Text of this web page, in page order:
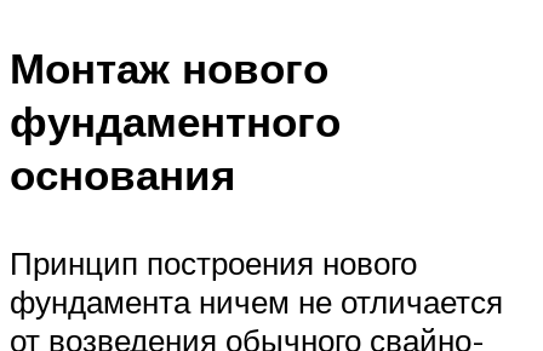
Монтаж нового
фундаментного
основания
Принцип построения нового
фундамента ничем не отличается
от возведения обычного свайно-